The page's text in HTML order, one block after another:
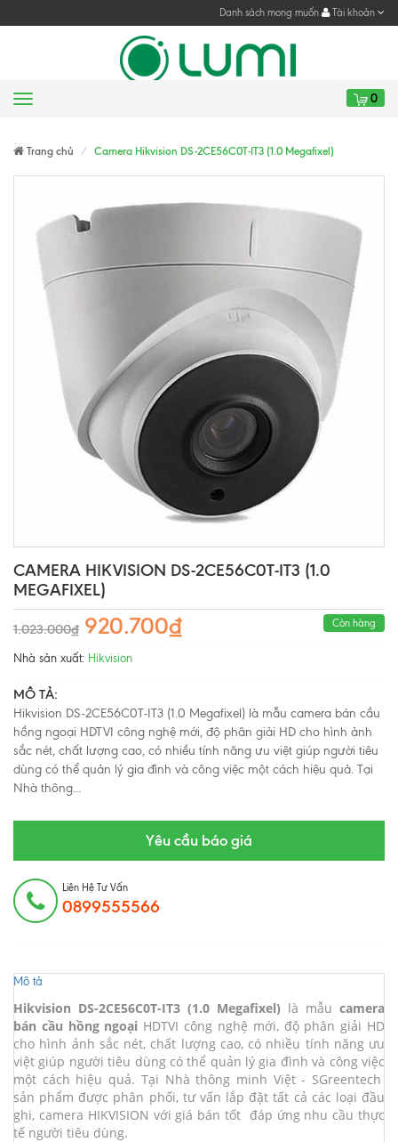
Danh sách mong muốn Tài khoản
Menu 0
Trang chủ Camera Hikvision DS-2CE56C0T-IT3 (1.0 Megafixel)
CAMERA HIKVISION DS-2CE56C0T-IT3 (1.0
MEGAFIXEL)
1.023.000₫ 920.700₫ Còn hàng
Nhà sản xuất: Hikvision
MÔ TẢ:
Hikvision DS-2CE56C0T-IT3 (1.0 Megafixel) là mẫu camera bán cầu
hồng ngoại HDTVI công nghệ mới, độ phân giải HD cho hình ảnh
sắc nét, chất lượng cao, có nhiều tính năng ưu việt giúp người tiêu
dùng có thể quản lý gia đình và công việc một cách hiệu quả. Tại
Nhà thông...
Yêu cầu báo giá
Liên Hệ Tư Vấn
0899555566
Mô tả
Hikvision DS-2CE56C0T-IT3 (1.0 Megafixel) là mẫu camera
bán cầu hồng ngoại HDTVI công nghệ mới, độ phân giải HD
cho hình ảnh sắc nét, chất lượng cao, có nhiều tính năng ưu
việt giúp người tiêu dùng có thể quản lý gia đình và công việc
một cách hiệu quả. Tại Nhà thông minh Việt - SGreentech
sản phẩm được phân phối, tư vấn lắp đặt tất cả các loại đầu
ghi, camera HIKVISION với giá bán tốt đáp ứng nhu cầu thực
tế người tiêu dùng.